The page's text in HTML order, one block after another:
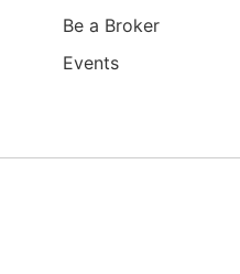
Be a Broker
Events